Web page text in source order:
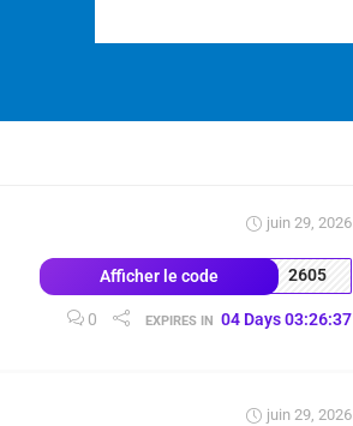
juin 29, 2026
Afficher le code 2605
0 EXPIRES IN 04 Days 03:26:36
juin 29, 2026